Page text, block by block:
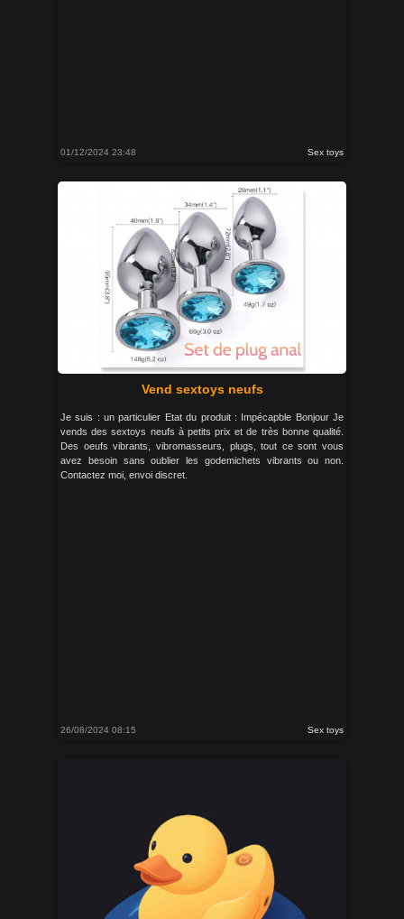
01/12/2024 23:48 Sex toys
Vend sextoys neufs
Je suis : un particulier Etat du produit : Impécapble Bonjour Je
vends des sextoys neufs à petits prix et de très bonne qualité.
Des oeufs vibrants, vibromasseurs, plugs, tout ce sont vous
avez besoin sans oublier les godemichets vibrants ou non.
Contactez moi, envoi discret.
26/08/2024 08:15 Sex toys